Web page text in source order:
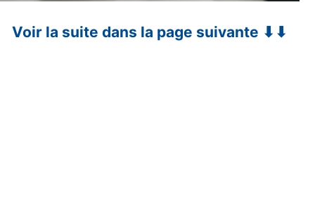
Voir la suite dans la page suivante ⬇⬇